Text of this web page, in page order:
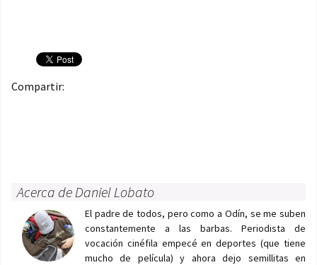
Compartir:
Acerca de Daniel Lobato
El padre de todos, pero como a Odín, se me suben
constantemente a las barbas. Periodista de
vocación cinéfila empecé en deportes (que tiene
mucho de película) y ahora dejo semillitas en